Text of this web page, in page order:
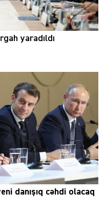
yaradıldı
danışıq cəhdi olacaq